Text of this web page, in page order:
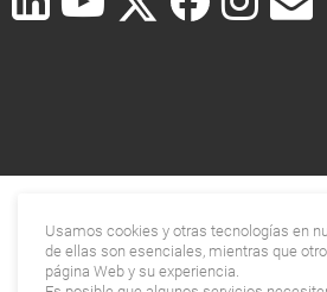
Usamos cookies y otras tecnologías en
de ellas son esenciales, mientras que
página Web y su experiencia.